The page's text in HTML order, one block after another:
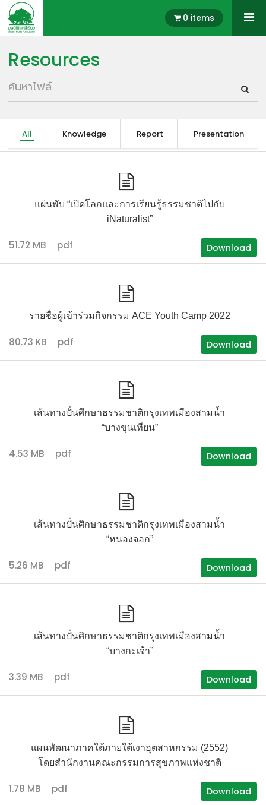
0 items
Resources
All Knowledge Report Presentation
แผ่นพับ “เปิดโลกและการเรียนรู้ธรรมชาติไปกับ
iNaturalist”
51.72 MB pdf Download
รายชื่อผู้เข้าร่วมกิจกรรม ACE Youth Camp 2022
80.73 KB pdf Download
เส้นทางปั่นศึกษาธรรมชาติกรุงเทพเมืองสามน้ำ
“บางขุนเทียน”
4.53 MB pdf Download
เส้นทางปั่นศึกษาธรรมชาติกรุงเทพเมืองสามน้ำ
“หนองจอก”
5.26 MB pdf Download
เส้นทางปั่นศึกษาธรรมชาติกรุงเทพเมืองสามน้ำ
“บางกะเจ้า”
3.39 MB pdf Download
แผนพัฒนาภาคใต้ภายใต้เงาอุตสาหกรรม (2552)
โดยสำนักงานคณะกรรมการสุขภาพแห่งชาติ
1.78 MB pdf Download